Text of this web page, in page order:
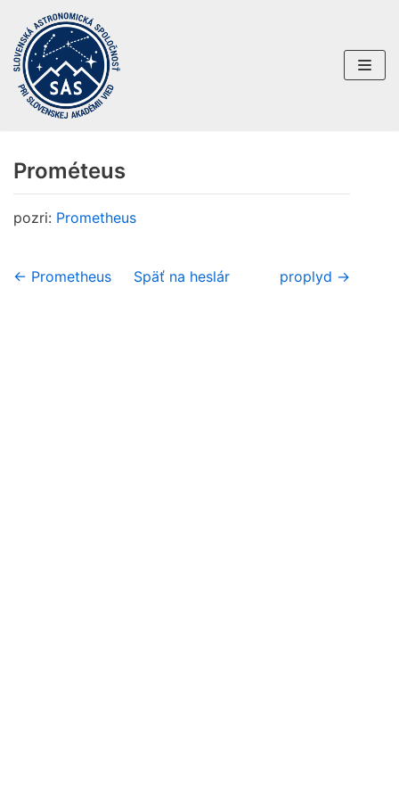
Preskočiť
na
obsah
Prométeus
pozri: Prometheus
← Prometheus Späť na heslár proplyd →